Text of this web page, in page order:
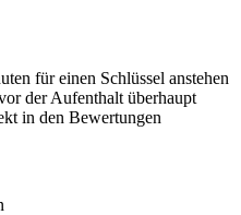
für einen Schlüssel anstehen
der Aufenthalt überhaupt
in den Bewertungen